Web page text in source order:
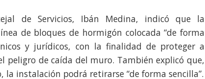
de Servicios, Ibán Medina, indicó que la
de bloques de hormigón colocada “de forma
y jurídicos, con la finalidad de proteger a
peligro de caída del muro. También explicó que,
la instalación podrá retirarse “de forma sencilla”.